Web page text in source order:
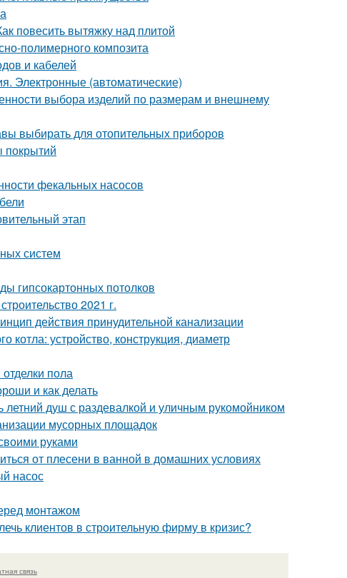
повесить вытяжку над плитой
полимерного композита
и кабелей
Электронные (автоматические)
выбора изделий по размерам и внешнему
выбирать для отопительных приборов
покрытий
фекальных насосов
этап
систем
гипсокартонных потолков
2021 г.
действия принудительной канализации
котла: устройство, конструкция, диаметр
пола
и как делать
душ с раздевалкой и уличным рукомойником
мусорных площадок
руками
от плесени в ванной в домашних условиях
насос
монтажом
клиентов в строительную фирму в кризис?
связь